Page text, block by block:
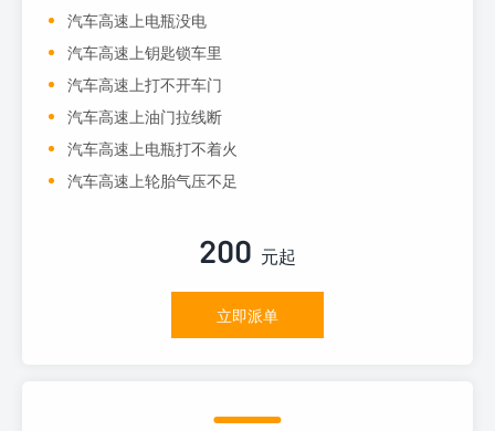
汽车高速上电瓶没电
汽车高速上钥匙锁车里
汽车高速上打不开车门
汽车高速上油门拉线断
汽车高速上电瓶打不着火
汽车高速上轮胎气压不足
200 元起
立即派单